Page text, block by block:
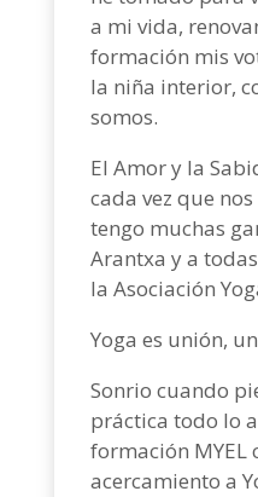
a mi vida,
formación mis
la niña interior,
somos.
El Amor y la
cada vez que
tengo muchas
Arantxa y a
la Asociación
Yoga es unión,
Sonrio cuando
práctica todo lo
formación MYEL
acercamiento a